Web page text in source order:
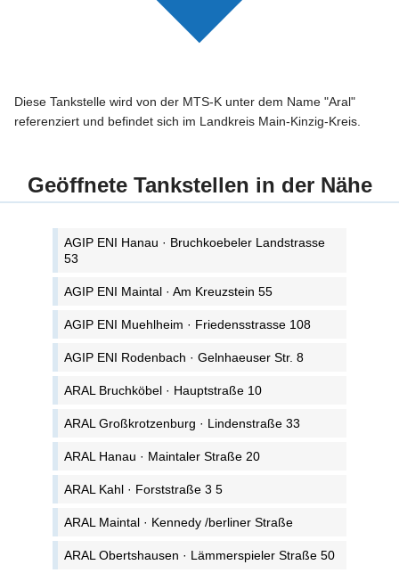
Diese Tankstelle wird von der MTS-K unter dem Name "Aral"
referenziert und befindet sich im Landkreis Main-Kinzig-Kreis.
Geöffnete Tankstellen in der Nähe
AGIP ENI Hanau · Bruchkoebeler Landstrasse
53
AGIP ENI Maintal · Am Kreuzstein 55
AGIP ENI Muehlheim · Friedensstrasse 108
AGIP ENI Rodenbach · Gelnhaeuser Str. 8
ARAL Bruchköbel · Hauptstraße 10
ARAL Großkrotzenburg · Lindenstraße 33
ARAL Hanau · Maintaler Straße 20
ARAL Kahl · Forststraße 3 5
ARAL Maintal · Kennedy /berliner Straße
ARAL Obertshausen · Lämmerspieler Straße 50